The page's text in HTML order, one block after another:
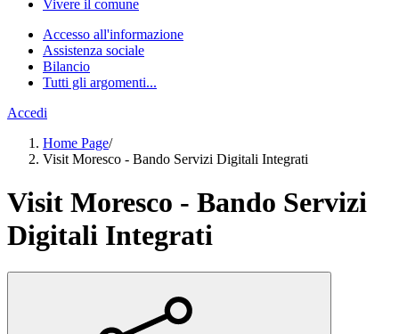
Vivere il comune
Accesso all'informazione
Assistenza sociale
Bilancio
Tutti gli argomenti...
Accedi
Home Page/
Visit Moresco - Bando Servizi Digitali Integrati
Visit Moresco - Bando Servizi
Digitali Integrati